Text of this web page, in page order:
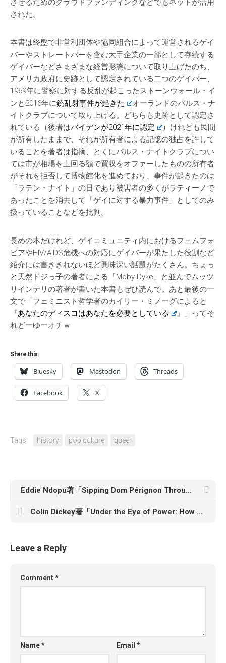
させるためのクラウドファンディングなどでもネットが活用
された。
本書は終盤で非営利団体や協同組合によって運営されるゲイ
バーやストレートバーを含む大手企業の一部として存続する
ゲイバーなどさまざまな経営形態について取り上げたのち、
アメリカ政府に史跡として認定されている二つのゲイバー、
1969年に警察に対する反乱が起こったストーンウォール・イ
ンと2016年に銃乱射事件が起きた
オーランドのパルス・ナ
イトクラブについて取り上げる。どちらも史跡として認定さ
れている（後者はバイデンが2021年に認定
）けれども民間
が所有したままで、それが所有者による記憶の独占を許して
いることを著者は指摘、とくにパルス・ナイトクラブについ
ては市が相場を上回る額で買収をオファーしたものの所有者
がそれを拒否して博物館化を進めており、事件が起きたのは
「ラテン・ナイト」の日であり被害者の多くがラティーノで
あったことを消去して「ゲイに対する暴力事件」としてのみ
扱っていることなどを批判。
長めの本だけれど、ゲイコミュニティ内におけるフェムフォ
ビアやHIV/AIDS危機への対応にゲイバーが果たした役割など
紹介には書ききれないほど興味深い話題がたくさん。ちょっ
と天然ドジっ子の著者による「Moby Dyke」と並んでムッツ
リインテリの著者が書いた本書もぜひ読んで。あと最後の一
文で「フェミニスト哲学者のカイリー・ミノーグによると
『あなたのディスコはあなたを必要としている
』」ってそ
れどーゆーオチｗ
Share this:
Bluesky Mastodon Threads
Facebook X
Tags: history pop culture queer
Eddie Ndopu著「Sipping Dom Pérignon Through A Straw」
Colin Dickey著「Under the Eye of Power: How Fear of Secret Societies Shapes American Democracy」
Leave a Reply
Comment*
Name* Email*